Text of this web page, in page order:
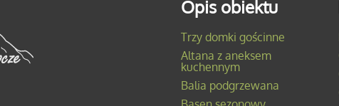
Opis obiektu
Trzy domki gościnne
Altana z aneksem
kuchennym
Balia podgrzewana